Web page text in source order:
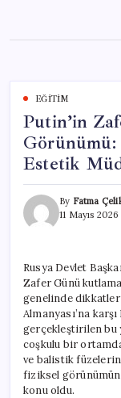
content
EĞITIM
Putin’in
Görünümü:
Estetik
By Fatma
11 Mayıs 2026
Rusya Devlet
Zafer Günü
genelinde
Almanyası’na
gerçekleştirilen bu
coşkulu bir
ve balistik
fiziksel
konu oldu.